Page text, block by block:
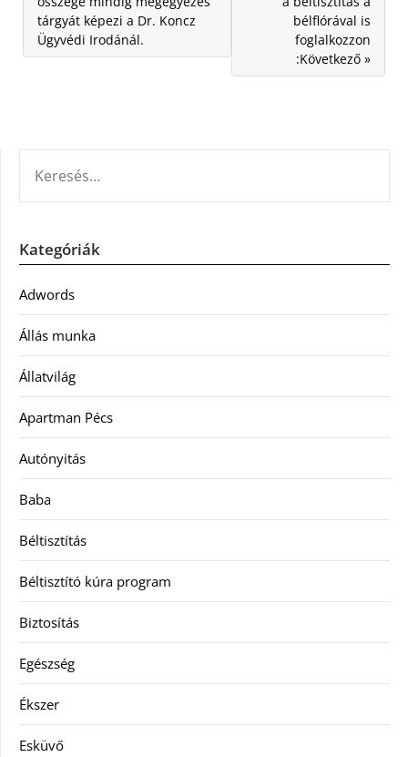
tárgyát képezi a Dr. Koncz
Ügyvédi Irodánál.
bélflórával is
foglalkozzon
:Következő »
Kategóriák
Adwords
Állás munka
Állatvilág
Apartman Pécs
Autónyitás
Baba
Béltisztítás
Béltisztító kúra program
Biztosítás
Egészség
Ékszer
Esküvő